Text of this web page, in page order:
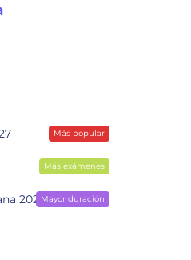
Más popular
Más exámenes
2028Mayor duración